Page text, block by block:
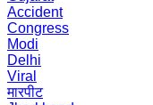
Accident
Congress
Modi
Delhi
Viral
मारपीट